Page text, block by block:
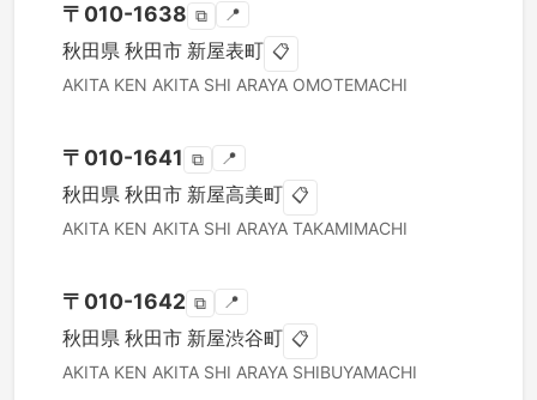
〒 010-1638 ⧉ 📍
秋田県 秋田市 新屋表町 📋
AKITA KEN AKITA SHI ARAYA OMOTEMACHI
〒 010-1641 ⧉ 📍
秋田県 秋田市 新屋高美町 📋
AKITA KEN AKITA SHI ARAYA TAKAMIMACHI
〒 010-1642 ⧉ 📍
秋田県 秋田市 新屋渋谷町 📋
AKITA KEN AKITA SHI ARAYA SHIBUYAMACHI